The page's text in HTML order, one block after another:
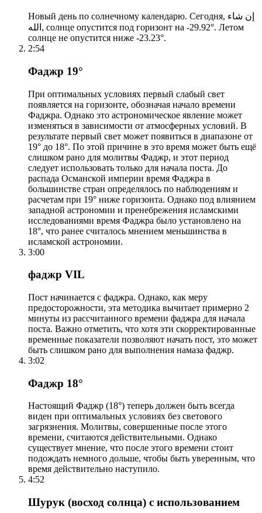
Новый день по солнечному календарю. Сегодня, إن شاء
الله, солнце опустится под горизонт на -29.92°. Летом
солнце не опустится ниже -23.23°.
2:54
Фаджр 19°
При оптимальных условиях первый слабый свет
появляется на горизонте, обозначая начало времени
Фаджра. Однако это астрономическое явление может
изменяться в зависимости от атмосферных условий. В
результате первый свет может появиться в диапазоне от
19° до 18°. По этой причине в это время может быть ещё
слишком рано для молитвы Фаджр, и этот период
следует использовать только для начала поста. До
распада Османской империи время Фаджра в
большинстве стран определялось по наблюдениям и
расчетам при 19° ниже горизонта. Однако под влиянием
западной астрономии и пренебрежения исламскими
исследованиями время Фаджра было установлено на
18°, что ранее считалось мнением меньшинства в
исламской астрономии.
3:00
фаджр VIL
Пост начинается с фаджра. Однако, как меру
предосторожности, эта методика вычитает примерно 2
минуты из рассчитанного времени фаджра для начала
поста. Важно отметить, что хотя эти скорректированные
временные показатели позволяют начать пост, это может
быть слишком рано для выполнения намаза фаджр.
3:02
Фаджр 18°
Настоящий Фаджр (18°) теперь должен быть всегда
виден при оптимальных условиях без светового
загрязнения. Молитвы, совершенные после этого
времени, считаются действительными. Однако
существует мнение, что после этого времени стоит
подождать немного дольше, чтобы быть уверенным, что
время действительно наступило.
4:52
Шурук (восход солнца) с использованием